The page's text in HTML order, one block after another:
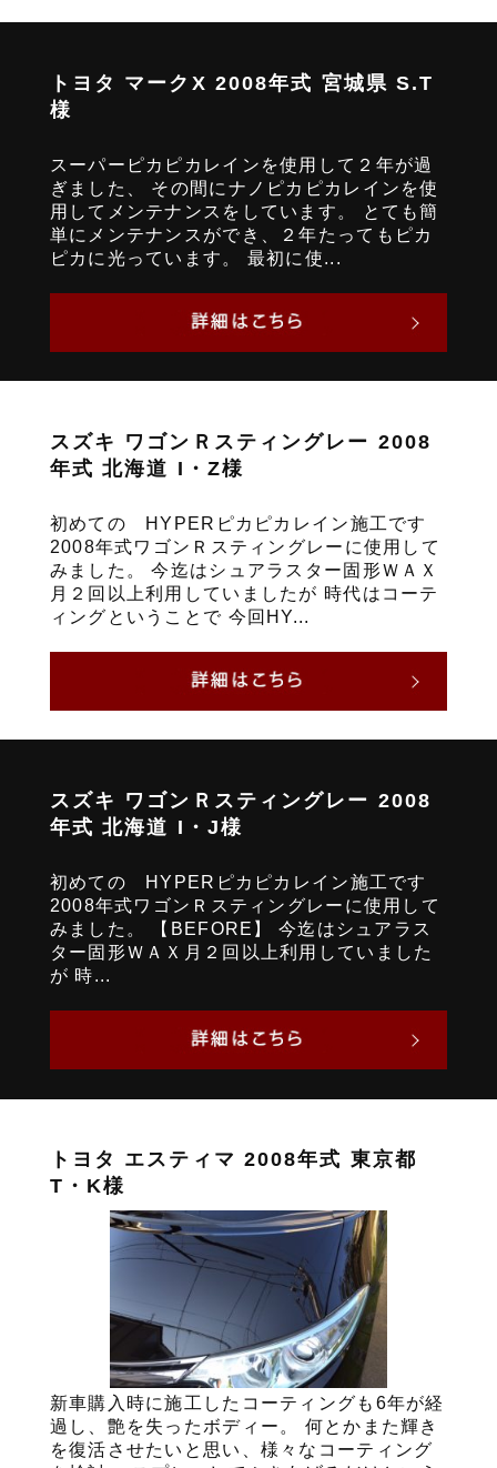
トヨタ マークX 2008年式 宮城県 S.T
様
スーパーピカピカレインを使用して２年が過
ぎました、 その間にナノピカピカレインを使
用してメンテナンスをしています。 とても簡
単にメンテナンスができ、２年たってもピカ
ピカに光っています。 最初に使...
スズキ ワゴンＲスティングレー 2008
年式 北海道 I・Z様
初めての HYPERピカピカレイン施工です
2008年式ワゴンＲスティングレーに使用して
みました。 今迄はシュアラスター固形ＷＡＸ
月２回以上利用していましたが 時代はコーテ
ィングということで 今回HY...
スズキ ワゴンＲスティングレー 2008
年式 北海道 I・J様
初めての HYPERピカピカレイン施工です
2008年式ワゴンＲスティングレーに使用して
みました。 【BEFORE】 今迄はシュアラス
ター固形ＷＡＸ月２回以上利用していました
が 時...
トヨタ エスティマ 2008年式 東京都
T・K様
新車購入時に施工したコーティングも6年が経
過し、艶を失ったボディー。 何とかまた輝き
を復活させたいと思い、様々なコーティング